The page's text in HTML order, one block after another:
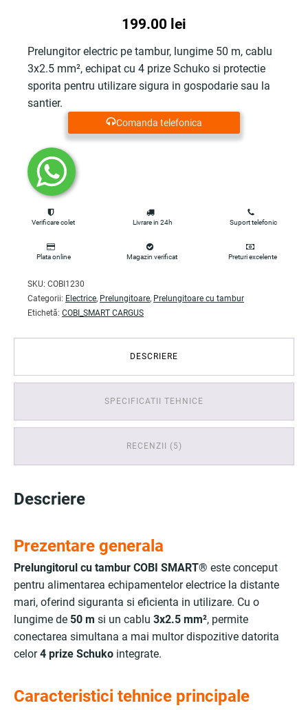
199.00 lei
Prelungitor electric pe tambur, lungime 50 m, cablu
3x2.5 mm², echipat cu 4 prize Schuko si protectie
sporita pentru utilizare sigura in gospodarie sau la
santier.
Comanda telefonica
Verificare colet Livrare in 24h Suport telefonic
Plata online Magazin verificat Preturi excelente
SKU: COBI1230
Categorii: Electrice, Prelungitoare, Prelungitoare cu tambur
Etichetă: COBI_SMART CARGUS
DESCRIERE
SPECIFICATII TEHNICE
RECENZII (5)
Descriere
Prezentare generala
Prelungitorul cu tambur COBI SMART® este conceput
pentru alimentarea echipamentelor electrice la distante
mari, oferind siguranta si eficienta in utilizare. Cu o
lungime de 50 m si un cablu 3x2.5 mm², permite
conectarea simultana a mai multor dispozitive datorita
celor4 prize Schuko integrate.
Caracteristici tehnice principale